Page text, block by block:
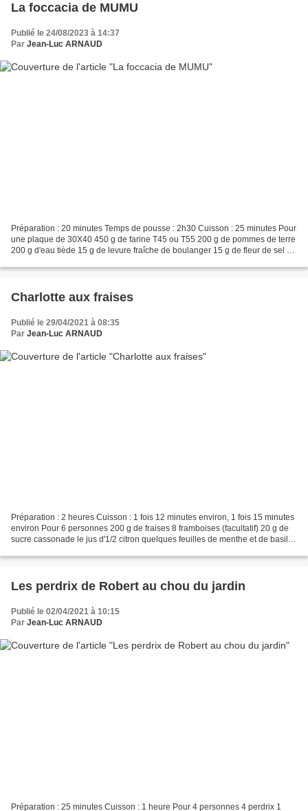
La foccacia de MUMU
Publié le 24/08/2023 à 14:37
Par Jean-Luc ARNAUD
Préparation : 20 minutes Temps de pousse : 2h30 Cuisson : 25 minutes Pour
une plaque de 30X40 450 g de farine T45 ou T55 200 g de pommes de terre
200 g d'eau tiède 15 g de levure fraîche de boulanger 15 g de fleur de sel 1
Charlotte aux fraises
Publié le 29/04/2021 à 08:35
Par Jean-Luc ARNAUD
Préparation : 2 heures Cuisson : 1 fois 12 minutes environ, 1 fois 15 minutes
environ Pour 6 personnes 200 g de fraises 8 framboises (facultatif) 20 g de
sucre cassonade le jus d'1/2 citron quelques feuilles de menthe et de basilic
Les perdrix de Robert au chou du jardin
Publié le 02/04/2021 à 10:15
Par Jean-Luc ARNAUD
Préparation : 25 minutes Cuisson : 1 heure Pour 4 personnes 4 perdrix 1